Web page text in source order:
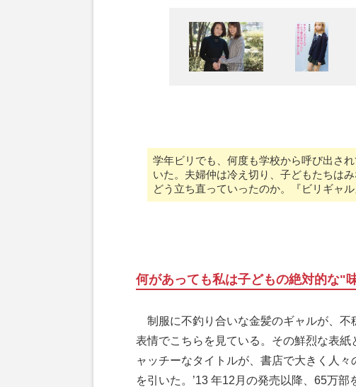
学年ビリでも、何度も学校から呼び出さ
いた。夫婦仲は冷え切り、子どもたちは
どう立ち直っていったのか。『ビリギャ
何があっても私は子どもの絶対的な"
制服に不釣り合いな金髪のギャルが、不
表情でこちらを見ている。その鮮烈な表紙
ャッチーなタイトルが、書店で大きく人々
を引いた。’13 年12月の発売以降、65万部